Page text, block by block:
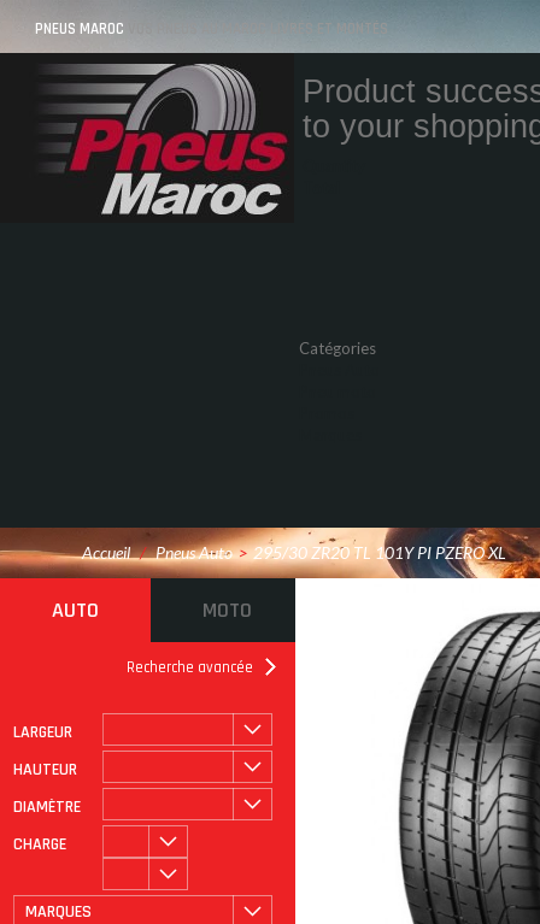
PNEUS MAROC VOS PNEUS AU MAROC LIVRÉS ET MONTÉS
Product
to your
Catégories
Accueil / Pneus Auto > 295/30 ZR20 TL 101Y PI PZERO XL
AUTO MOTO
Recherche avancée
LARGEUR
HAUTEUR
DIAMÈTRE
CHARGE
MARQUES
ROULAGE À PLAT